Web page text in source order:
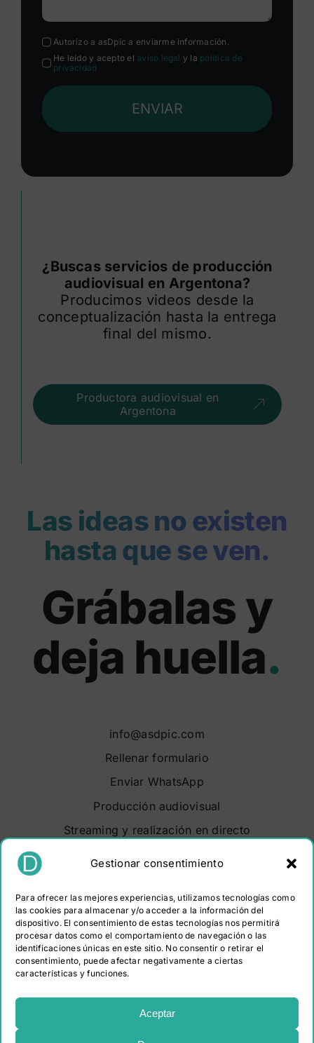
Gestionar consentimiento
Para ofrecer las mejores experiencias, utilizamos tecnologías como
las cookies para almacenar y/o acceder a la información del
dispositivo. El consentimiento de estas tecnologías nos permitirá
procesar datos como el comportamiento de navegación o las
identificaciones únicas en este sitio. No consentir o retirar el
consentimiento, puede afectar negativamente a ciertas
características y funciones.
Aceptar
Autorizo a asDpic a enviarme información.
He leído y acepto el aviso legal y la política de
privacidad
ENVIAR
¿Buscas servicios de producción
audiovisual en Argentona?
Producimos videos desde la
conceptualización hasta la entrega
final del mismo.
Productora audiovisual en
Argentona
Las ideas no existen
hasta que se ven.
Grábalas y
deja huella.
info@asdpic.com
Rellenar formulario
Enviar WhatsApp
Producción audiovisual
Streaming y realización en directo
Sobre nosotros
Portfolio
Contacto
PROGRAMA KIT DIGITAL COFINANCIADO POR LOS
FONDOS NEXT GENERATION (EU) DEL MECANISMO DE
RECUPERACIÓN Y RESILIENCIA